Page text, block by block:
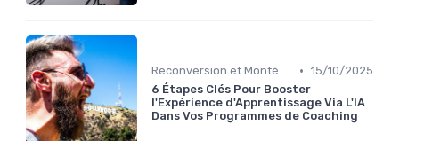
Reconversion et Montée en Compétences • 15/10/2025
6 Étapes Clés Pour Booster
l'Expérience d'Apprentissage Via L'IA
Dans Vos Programmes de Coaching